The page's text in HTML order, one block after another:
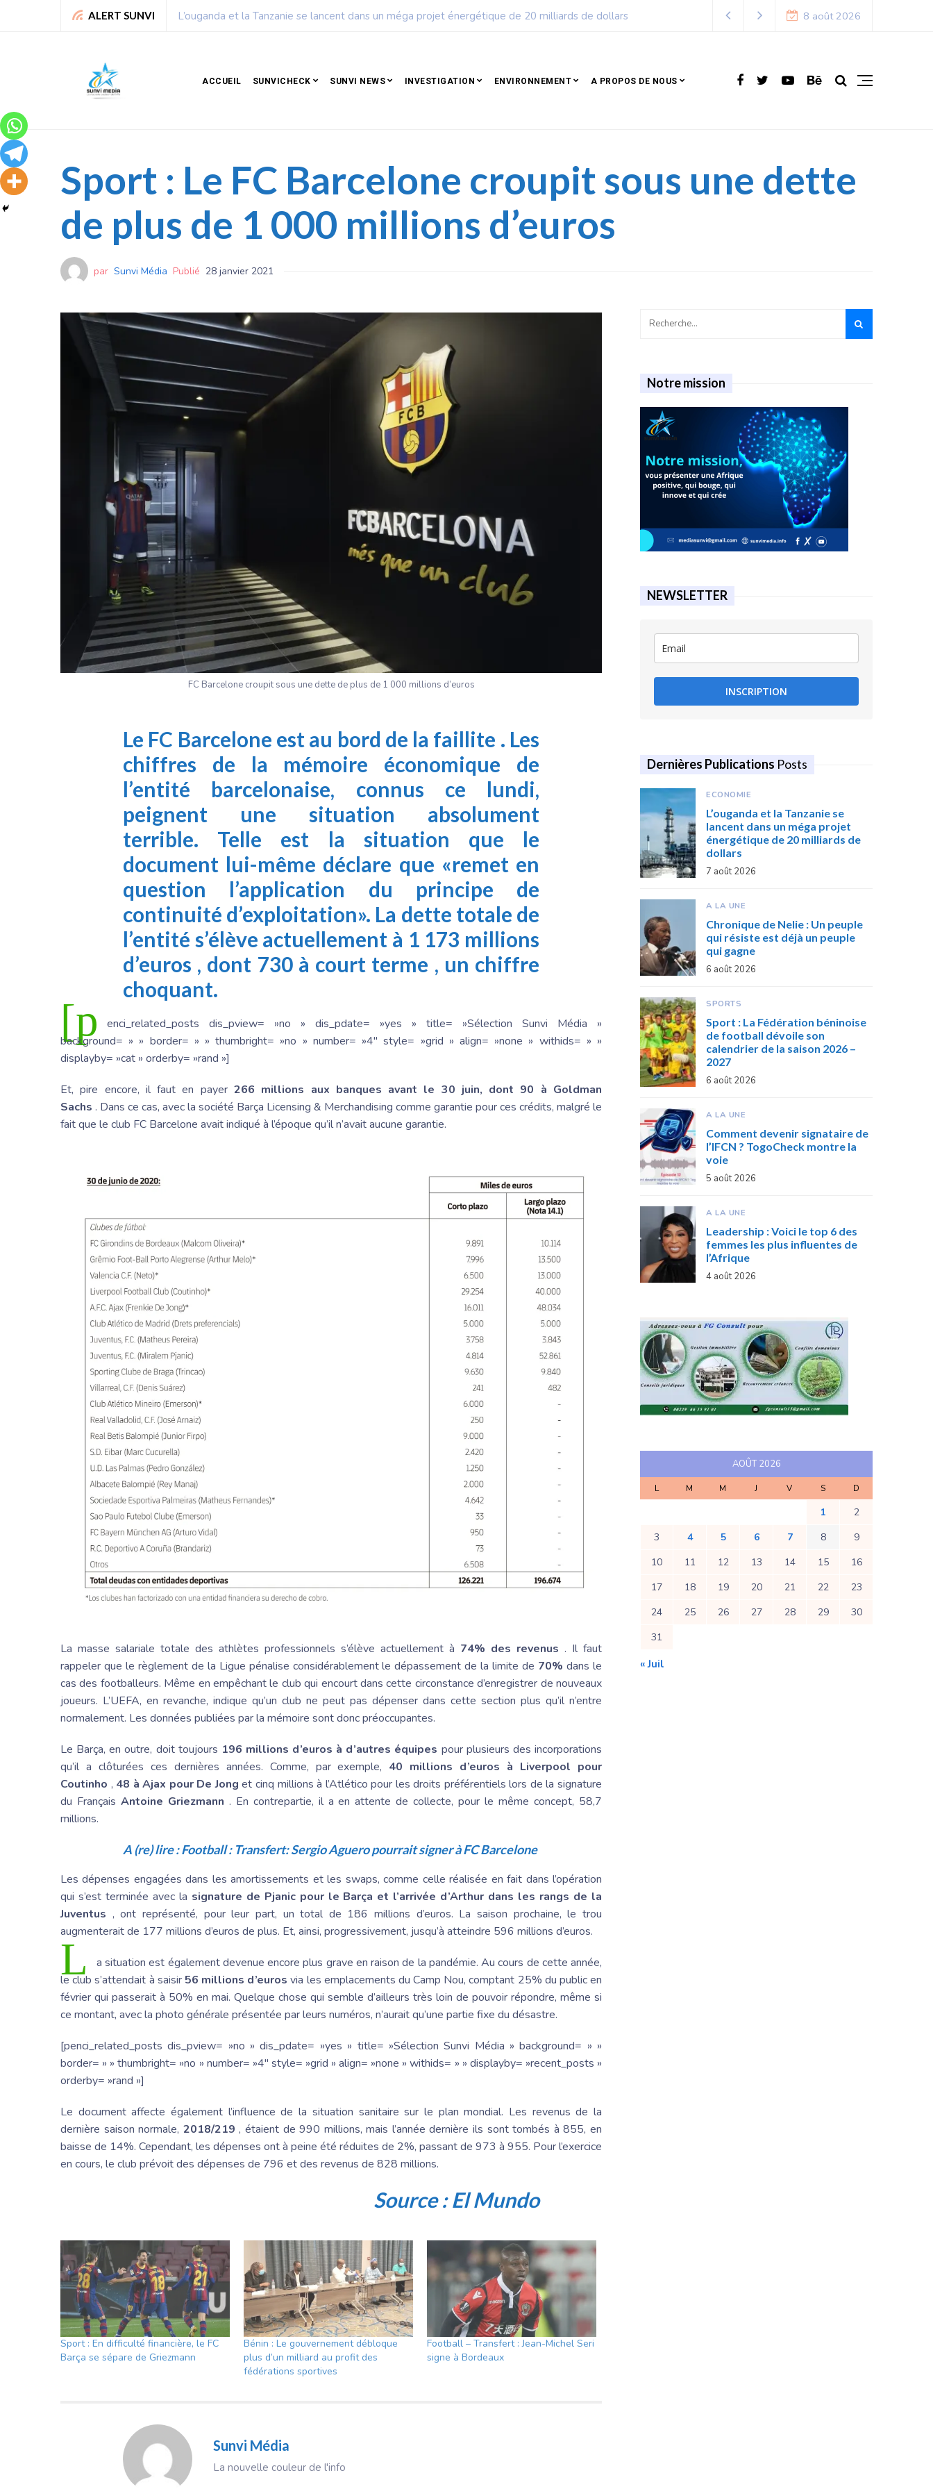
ALERT SUNVI
milliards de dollars Chronique de Nelie : Un peuple qui résiste est déjà un peuple qui gagne 8 août 2026
ACCUEIL SUNVICHECK SUNVI NEWS INVESTIGATION ENVIRONNEMENT A PROPOS DE NOUS
Sport : Le FC Barcelone croupit sous une dette
de plus de 1 000 millions d’euros
par Sunvi Média Publié 28 janvier 2021
FC Barcelone croupit sous une dette de plus de 1 000 millions d’euros
Le FC Barcelone est au bord de la faillite . Les
chiffres de la mémoire économique de
l’entité barcelonaise, connus ce lundi,
peignent une situation absolument
terrible. Telle est la situation que le
document lui-même déclare que «remet en
question l’application du principe de
continuité d’exploitation». La dette totale de
l’entité s’élève actuellement à 1 173 millions
d’euros , dont 730 à court terme , un chiffre
choquant.
[p
enci_related_posts dis_pview= »no » dis_pdate= »yes » title= »Sélection Sunvi Média »
background= » » border= » » thumbright= »no » number= »4″ style= »grid » align= »none » withids= » »
displayby= »cat » orderby= »rand »]
Et, pire encore, il faut en payer 266 millions aux banques avant le 30 juin, dont 90 à Goldman
Sachs . Dans ce cas, avec la société Barça Licensing & Merchandising comme garantie pour ces crédits, malgré le
fait que le club FC Barcelone avait indiqué à l’époque qu’il n’avait aucune garantie.
La masse salariale totale des athlètes professionnels s’élève actuellement à 74% des revenus . Il faut
rappeler que le règlement de la Ligue pénalise considérablement le dépassement de la limite de 70% dans le
cas des footballeurs. Même en empêchant le club qui encourt dans cette circonstance d’enregistrer de nouveaux
joueurs. L’UEFA, en revanche, indique qu’un club ne peut pas dépenser dans cette section plus qu’il n’entre
normalement. Les données publiées par la mémoire sont donc préoccupantes.
Le Barça, en outre, doit toujours 196 millions d’euros à d’autres équipes pour plusieurs des incorporations
qu’il a clôturées ces dernières années. Comme, par exemple, 40 millions d’euros à Liverpool pour
Coutinho , 48 à Ajax pour De Jong et cinq millions à l’Atlético pour les droits préférentiels lors de la signature
du Français Antoine Griezmann . En contrepartie, il a en attente de collecte, pour le même concept, 58,7
millions.
A (re) lire :Football : Transfert: Sergio Aguero pourrait signer à FC Barcelone
Les dépenses engagées dans les amortissements et les swaps, comme celle réalisée en fait dans l’opération
qui s’est terminée avec la signature de Pjanic pour le Barça et l’arrivée d’Arthur dans les rangs de la
Juventus , ont représenté, pour leur part, un total de 186 millions d’euros. La saison prochaine, le trou
augmenterait de 177 millions d’euros de plus. Et, ainsi, progressivement, jusqu’à atteindre 596 millions d’euros.
L
a situation est également devenue encore plus grave en raison de la pandémie. Au cours de cette année,
le club s’attendait à saisir 56 millions d’euros via les emplacements du Camp Nou, comptant 25% du public en
février qui passerait à 50% en mai. Quelque chose qui semble d’ailleurs très loin de pouvoir répondre, même si
ce montant, avec la photo générale présentée par leurs numéros, n’aurait qu’une partie fixe du désastre.
[penci_related_posts dis_pview= »no » dis_pdate= »yes » title= »Sélection Sunvi Média » background= » »
border= » » thumbright= »no » number= »4″ style= »grid » align= »none » withids= » » displayby= »recent_posts »
orderby= »rand »]
Le document affecte également l’influence de la situation sanitaire sur le plan mondial. Les revenus de la
dernière saison normale, 2018/219 , étaient de 990 millions, mais l’année dernière ils sont tombés à 855, en
baisse de 14%. Cependant, les dépenses ont à peine été réduites de 2%, passant de 973 à 955. Pour l’exercice
en cours, le club prévoit des dépenses de 796 et des revenus de 828 millions.
Source :El Mundo
Sport : En difficulté financière, le FC
Barça se sépare de Griezmann
Bénin : Le gouvernement débloque
plus d’un milliard au profit des
fédérations sportives
Football – Transfert : Jean-Michel Seri
signe à Bordeaux
Sunvi Média
La nouvelle couleur de l'info
Notre mission
NEWSLETTER
INSCRIPTION
Dernières Publications Posts
ECONOMIE
L’ouganda et la Tanzanie se
lancent dans un méga projet
énergétique de 20 milliards de
dollars
7 août 2026
A LA UNE
Chronique de Nelie : Un peuple
qui résiste est déjà un peuple
qui gagne
6 août 2026
SPORTS
Sport : La Fédération béninoise
de football dévoile son
calendrier de la saison 2026 –
2027
6 août 2026
A LA UNE
Comment devenir signataire de
l’IFCN ? TogoCheck montre la
voie
5 août 2026
A LA UNE
Leadership : Voici le top 6 des
femmes les plus influentes de
l’Afrique
4 août 2026
AOÛT 2026
L M M J V S D
1
2
3
4 5 6 7 8
9
10
11 12 13 14 15
16
17
18 19 20 21 22
23
24
25 26 27 28 29
30
31
« Juil